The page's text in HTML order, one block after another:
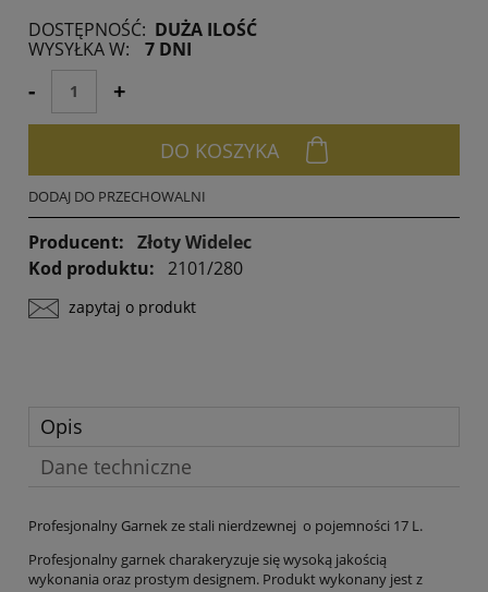
DOSTĘPNOŚĆ: DUŻA ILOŚĆ
WYSYŁKA W:
7 DNI
- +
DO KOSZYKA
DODAJ DO PRZECHOWALNI
Producent: Złoty Widelec
Kod produktu: 2101/280
zapytaj o produkt
Opis
Dane techniczne
Profesjonalny Garnek ze stali nierdzewnej o pojemności 17 L.
Profesjonalny garnek charakeryzuje się wysoką jakością
wykonania oraz prostym designem. Produkt wykonany jest z